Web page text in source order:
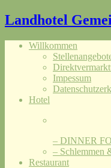
Landhotel
Willkommen
Impessum
Hotel
– DINNER
– Schlemmen
Restaurant